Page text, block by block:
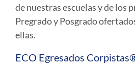
de nuestras escuelas y de los
Pregrado y Posgrado
ellas.
ECO Egresados